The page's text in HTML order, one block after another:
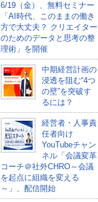
6/19（金）、無料セミナー
「AI時代、このままの働き
方で大丈夫？ クリエイター
のためのデータと思考の整
理術」を開催
中期経営計画の
浸透を阻む“4つ
の壁”を突破す
るには？
経営者・人事責
任者向け
YouTubeチャン
ネル「会議変革
コーチ＠社外CHRO～会議
を起点に組織を変える
～」、配信開始